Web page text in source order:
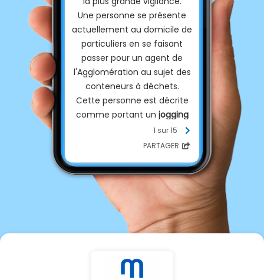
Une personne se présente
actuellement au domicile de
particuliers en se faisant
passer pour un agent de
l'Agglomération au sujet des
conteneurs à déchets.
Cette personne est décrite
comme portant un jogging
orange de type bleu de travail
casquette.
pas entrer cette personne à
votre domicile
et ne
communiquez aucune
information personnelle.
tranquillité sont notre priorité.
1 sur 15
PARTAGER